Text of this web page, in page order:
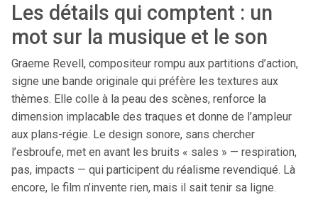
Les détails qui comptent : un
mot sur la musique et le son
Graeme Revell, compositeur rompu aux partitions d’action,
signe une bande originale qui préfère les textures aux
thèmes. Elle colle à la peau des scènes, renforce la
dimension implacable des traques et donne de l’ampleur
aux plans-régie. Le design sonore, sans chercher
l’esbroufe, met en avant les bruits « sales » — respiration,
pas, impacts — qui participent du réalisme revendiqué. Là
encore, le film n’invente rien, mais il sait tenir sa ligne.